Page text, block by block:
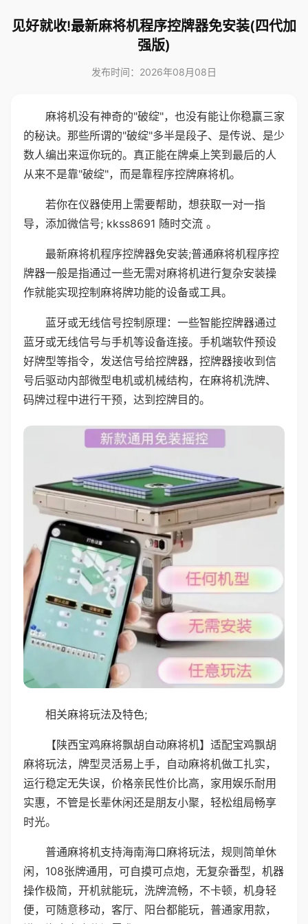
见好就收!最新麻将机程序控牌器免安装(四代加
强版)
发布时间：2026年08月08日
麻将机没有神奇的"破绽"，也没有能让你稳赢三家
的秘诀。那些所谓的"破绽"多半是段子、是传说、是少
数人编出来逗你玩的。真正能在牌桌上笑到最后的人
从来不是靠"破绽"，而是靠程序控牌麻将机。
若你在仪器使用上需要帮助，想获取一对一指
导，添加微信号; kkss8691 随时交流 。
最新麻将机程序控牌器免安装;普通麻将机程序控
牌器一般是指通过一些无需对麻将机进行复杂安装操
作就能实现控制麻将牌功能的设备或工具。
蓝牙或无线信号控制原理：一些智能控牌器通过
蓝牙或无线信号与手机等设备连接。手机端软件预设
好牌型等指令，发送信号给控牌器，控牌器接收到信
号后驱动内部微型电机或机械结构，在麻将机洗牌、
码牌过程中进行干预，达到控牌目的。
相关麻将玩法及特色;
【陕西宝鸡麻将飘胡自动麻将机】适配宝鸡飘胡
麻将玩法，牌型灵活易上手，自动麻将机做工扎实，
运行稳定无失误，价格亲民性价比高，家用娱乐耐用
实惠，不管是长辈休闲还是朋友小聚，轻松组局畅享
时光。
普通麻将机支持海南海口麻将玩法，规则简单休
闲，108张牌通用，可自摸可点炮，无复杂番型，机器
操作极简，开机就能玩，洗牌流畅，不卡顿，机身轻
便，可随意移动，客厅、阳台都能玩，普通家用款，